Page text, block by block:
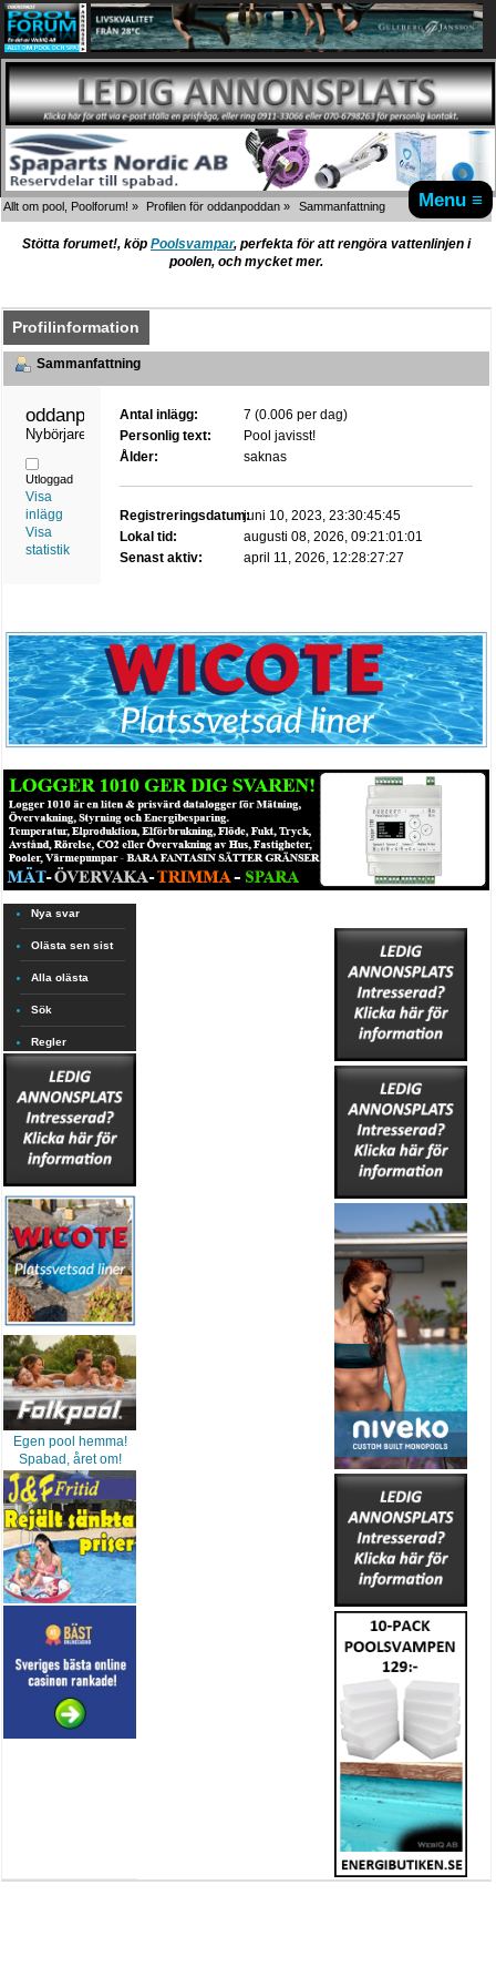
Menu ≡
Allt om pool, Poolforum! » Profilen för oddanpoddan » Sammanfattning
Stötta forumet!, köp Poolsvampar, perfekta för att rengöra vattenlinjen i
poolen, och mycket mer.
Profilinformation
Sammanfattning
oddanpoddan
Nybörjare
Utloggad
Visa
inlägg
Visa
statistik
Antal inlägg:
7 (0.006 per dag)
Personlig text:
Pool javisst!
Ålder:
saknas
Registreringsdatum:juni 10, 2023, 23:30:45:45
Lokal tid:
augusti 08, 2026, 09:21:01:01
Senast aktiv:
april 11, 2026, 12:28:27:27
Nya svar
Olästa sen sist
Alla olästa
Sök
Regler
Egen pool hemma!
Spabad, året om!